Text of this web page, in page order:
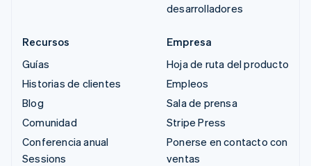
desarrolladores
Recursos
Guías
Historias de clientes
Blog
Comunidad
Conferencia anual
Sessions
Empresa
Hoja de ruta del producto
Empleos
Sala de prensa
Stripe Press
Ponerse en contacto con
ventas